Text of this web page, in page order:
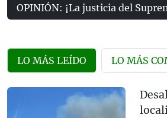
OPINIÓN: ¡La justicia del
LO MÁS LEÍDO LO MÁS